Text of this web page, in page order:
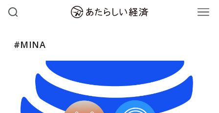
#MINA